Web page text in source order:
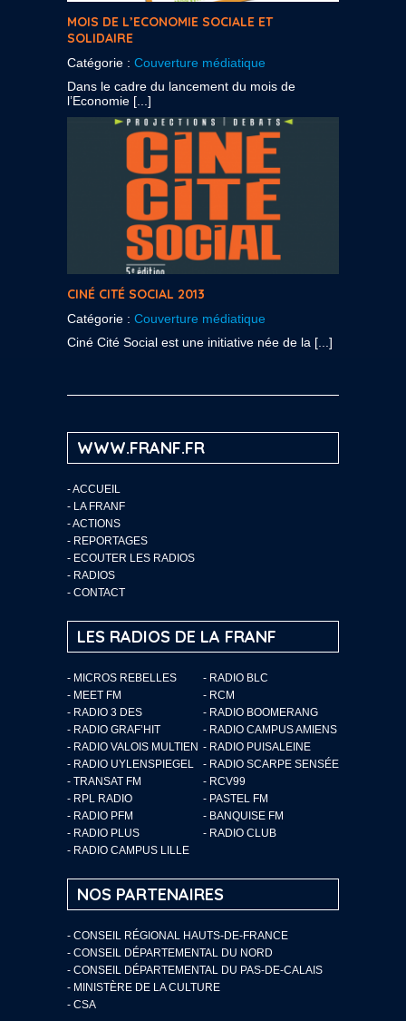
MOIS DE L’ECONOMIE SOCIALE ET
SOLIDAIRE
Catégorie : Couverture médiatique
Dans le cadre du lancement du mois de
l’Economie [...]
CINÉ CITÉ SOCIAL 2013
Catégorie : Couverture médiatique
Ciné Cité Social est une initiative née de la [...]
WWW.FRANF.FR
-ACCUEIL
- LA FRANF
-ACTIONS
- REPORTAGES
- ECOUTER LES RADIOS
- RADIOS
- CONTACT
LES RADIOS DE LA FRANF
- MICROS REBELLES
- RADIO BLC
- MEET FM
- RCM
- RADIO 3 DES
- RADIO BOOMERANG
- RADIO GRAF’HIT
- RADIO CAMPUS AMIENS
- RADIO VALOIS MULTIEN - RADIO PUISALEINE
- RADIO UYLENSPIEGEL
- RADIO SCARPE SENSÉE
- TRANSAT FM
- RCV99
- RPL RADIO
- PASTEL FM
- RADIO PFM
- BANQUISE FM
- RADIO PLUS
- RADIO CLUB
- RADIO CAMPUS LILLE
NOS PARTENAIRES
- CONSEIL RÉGIONAL HAUTS-DE-FRANCE
- CONSEIL DÉPARTEMENTAL DU NORD
- CONSEIL DÉPARTEMENTAL DU PAS-DE-CALAIS
- MINISTÈRE DE LA CULTURE
- CSA